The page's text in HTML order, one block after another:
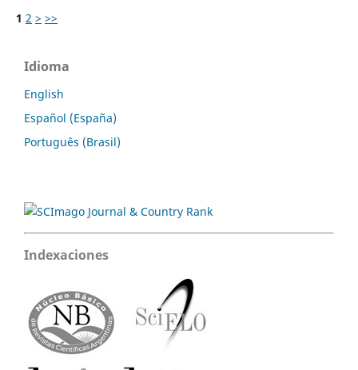
1 2 > >>
Idioma
English
Español (España)
Português (Brasil)
Indexaciones